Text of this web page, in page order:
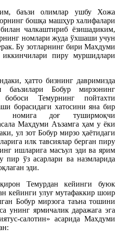
баъзи олимлар ушбу Хожа
бошқа машҳур халифалари
чалкаштириб ёзишадиким,
номлари жуда ўхшаши учун
Бу зотларнинг бири Махдуми
иккинчилари пиру муршидлари
ҳатто бизнинг давримизда
Бобур мирзонинг
бобоси Темурнинг пойтахти
борасидаги хатосини яна бир
номига доғ туширмоқчи
Махдуми Аъзамга ҳам у ёки
ул зот Бобур мирзо ҳаётидаги
илк тавсиялар берган пиру
ишларига масъул эди ва ярим
ўз асарлари ва назмларида
эди.
Темурдан кейинги буюк
кейинги улуғ мутафаккир шоир
Бобур мирзога таъна тошини
унинг ярмичалик даражага эга
салотин» асарида Махдуми